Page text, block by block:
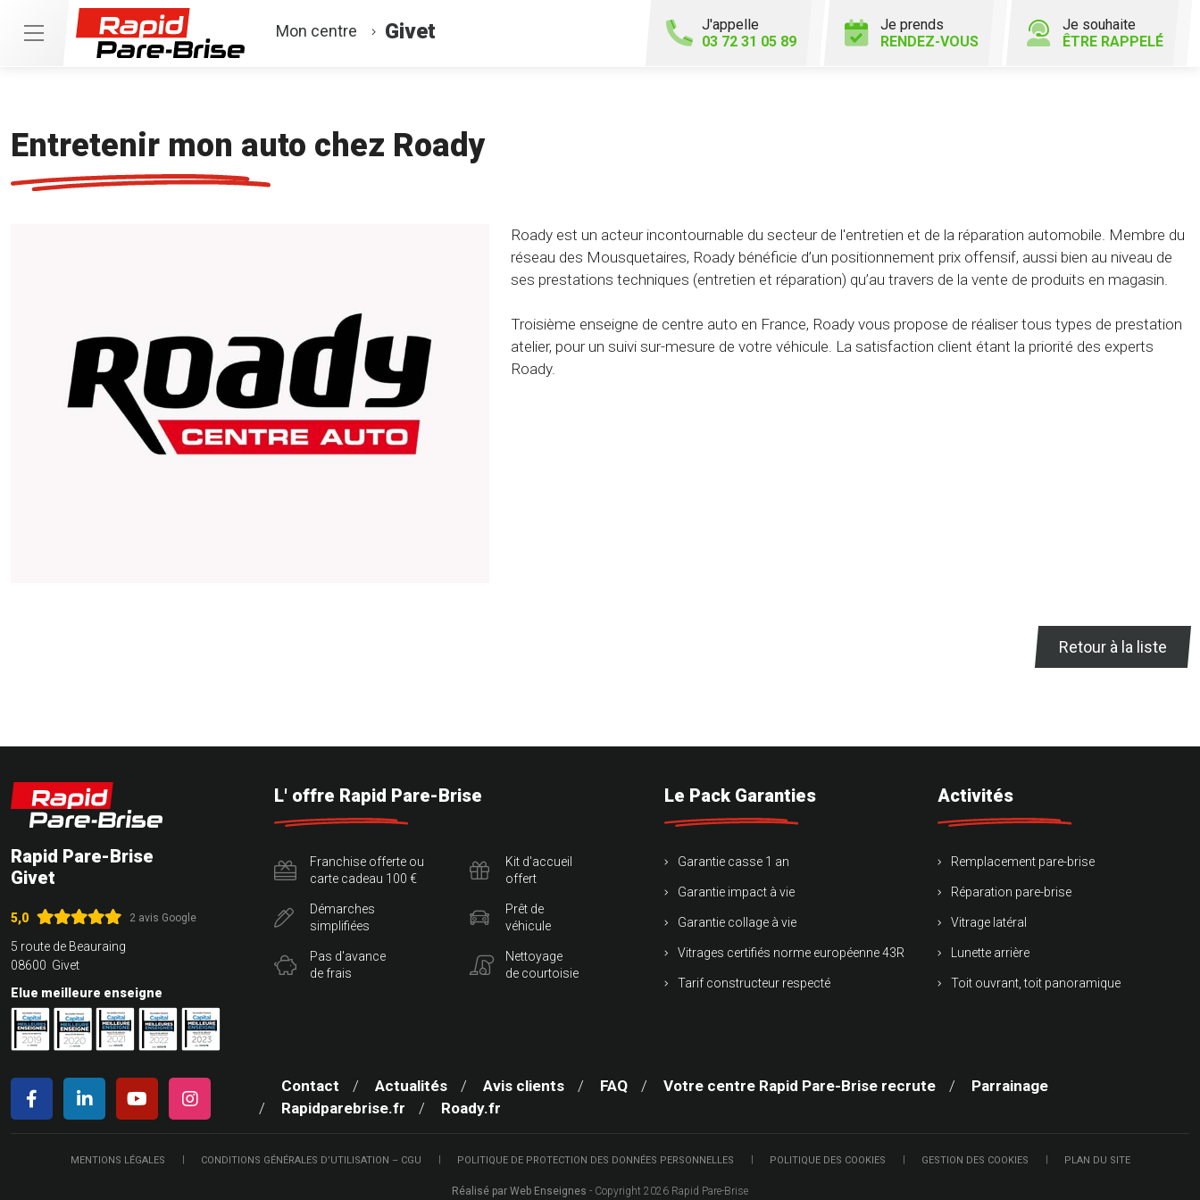
Mon centre Givet
J'appelle
03 72 31 05 89
Je prends
RENDEZ-VOUS
Je souhaite
ÊTRE RAPPELÉ
Entretenir mon auto chez Roady
Roady est un acteur incontournable du secteur de l'entretien et de la réparation automobile. Membre du
réseau des Mousquetaires, Roady bénéficie d’un positionnement prix offensif, aussi bien au niveau de
ses prestations techniques (entretien et réparation) qu’au travers de la vente de produits en magasin.
Troisième enseigne de centre auto en France, Roady vous propose de réaliser tous types de prestation
atelier, pour un suivi sur-mesure de votre véhicule. La satisfaction client étant la priorité des experts
Roady.
Retour à la liste
Rapid Pare-Brise
Givet
5,0 2 avis Google
5 route de Beauraing
08600 Givet
Elue meilleure enseigne
L' offre Rapid Pare-Brise
Franchise offerte ou
carte cadeau 100 €
Démarches
simplifiées
Pas d'avance
de frais
Kit d'accueil
offert
Prêt de
véhicule
Nettoyage
de courtoisie
Le Pack Garanties
Garantie casse 1 an
Garantie impact à vie
Garantie collage à vie
Vitrages certifiés norme européenne 43R
Tarif constructeur respecté
Activités
Remplacement pare-brise
Réparation pare-brise
Vitrage latéral
Lunette arrière
Toit ouvrant, toit panoramique
Contact Actualités Avis clients FAQ Votre centre Rapid Pare-Brise recrute
Parrainage
Rapidparebrise.fr
Roady.fr
MENTIONS LÉGALES CONDITIONS GÉNÉRALES D’UTILISATION – CGU POLITIQUE DE PROTECTION DES DONNÉES PERSONNELLES POLITIQUE DES COOKIES GESTION DES COOKIES PLAN DU SITE
Réalisé par Web Enseignes - Copyright 2026 Rapid Pare-Brise